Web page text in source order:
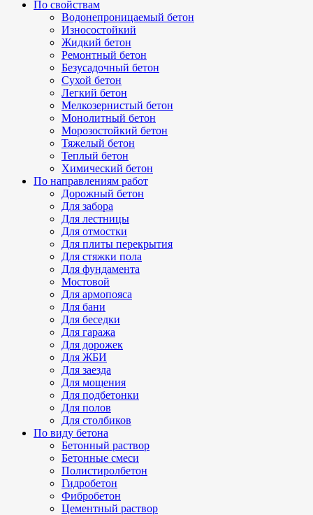
По свойствам
Водонепроницаемый бетон
Износостойкий
Жидкий бетон
Ремонтный бетон
Безусадочный бетон
Сухой бетон
Легкий бетон
Мелкозернистый бетон
Монолитный бетон
Морозостойкий бетон
Тяжелый бетон
Теплый бетон
Химический бетон
По направлениям работ
Дорожный бетон
Для забора
Для лестницы
Для отмостки
Для плиты перекрытия
Для стяжки пола
Для фундамента
Мостовой
Для армопояса
Для бани
Для беседки
Для гаража
Для дорожек
Для ЖБИ
Для заезда
Для мощения
Для подбетонки
Для полов
Для столбиков
По виду бетона
Бетонный раствор
Бетонные смеси
Полистиролбетон
Гидробетон
Фибробетон
Цементный раствор